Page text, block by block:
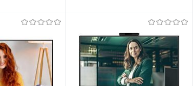
Сравнение
В корзину
Купить в 1 клик
Сравнение
В избранное